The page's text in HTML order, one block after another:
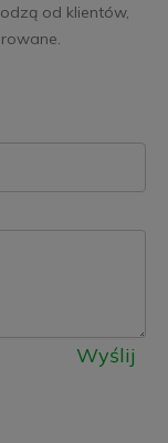
od klientów,
Wyślij